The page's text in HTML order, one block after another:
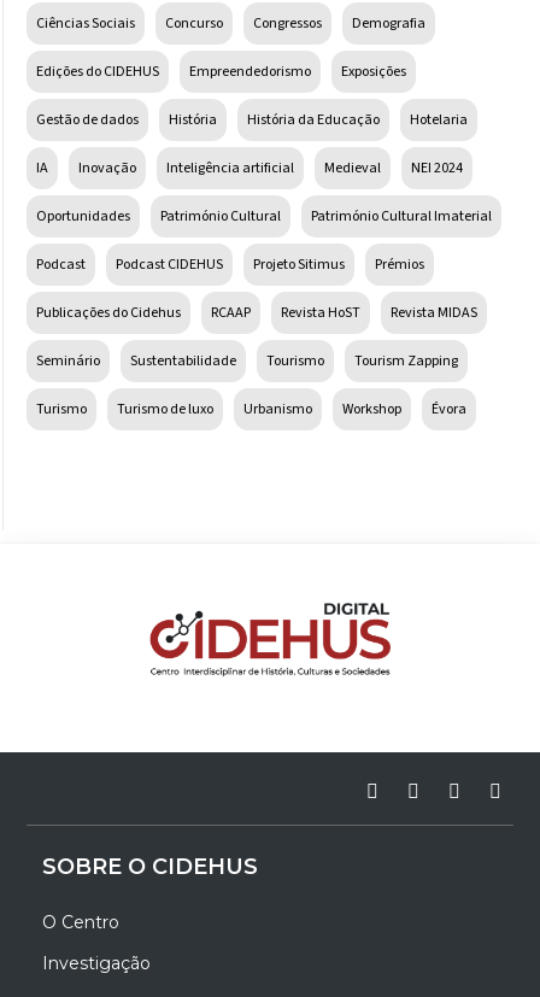
Ciências Sociais Concurso Congressos Demografia
Edições do CIDEHUS Empreendedorismo Exposições
Gestão de dados História História da Educação Hotelaria
IA Inovação Inteligência artificial Medieval NEI 2024
Oportunidades Património Cultural Património Cultural Imaterial
Podcast Podcast CIDEHUS Projeto Sitimus Prémios
Publicações do Cidehus RCAAP Revista HoST Revista MIDAS
Seminário Sustentabilidade Tourismo Tourism Zapping
Turismo Turismo de luxo Urbanismo Workshop Évora
SOBRE O CIDEHUS
O Centro
Investigação